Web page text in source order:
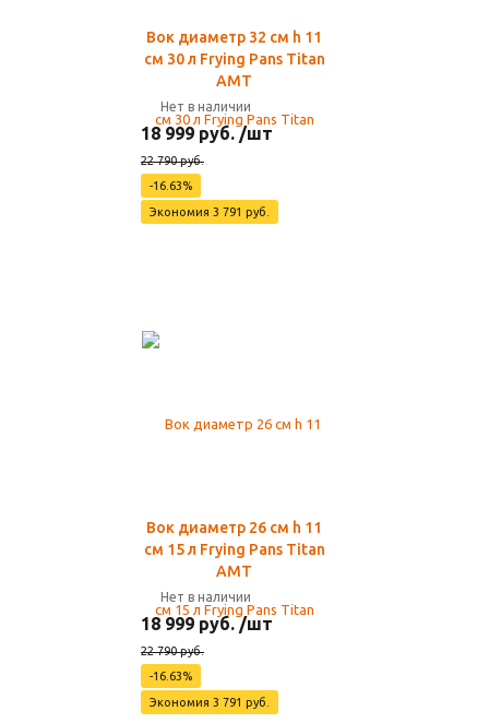
Вок диаметр 32 см h 11
см 30 л Frying Pans Titan
AMT
Нет в наличии
18 999 руб. /шт
22 790 руб.
-16.63%
Экономия 3 791 руб.
Вок диаметр 26 см h 11
см 15 л Frying Pans Titan
AMT
Нет в наличии
18 999 руб. /шт
22 790 руб.
-16.63%
Экономия 3 791 руб.